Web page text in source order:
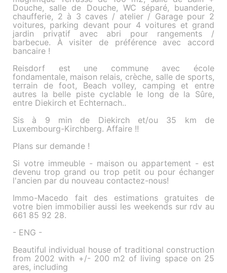
Douche, salle de Douche, WC séparé, buanderie,
chaufferie, 2 à 3 caves / atelier / Garage pour 2
voitures, parking devant pour 4 voitures et grand
jardin privatif avec abri pour rangements /
barbecue. À visiter de préférence avec accord
bancaire !
Reisdorf est une commune avec école
fondamentale, maison relais, crèche, salle de sports,
terrain de foot, Beach volley, camping et entre
autres la belle piste cyclable le long de la Sûre,
entre Diekirch et Echternach..
Sis à 9 min de Diekirch et/ou 35 km de
Luxembourg-Kirchberg. Affaire !!
Plans sur demande !
Si votre immeuble - maison ou appartement - est
devenu trop grand ou trop petit ou pour échanger
l'ancien par du nouveau contactez-nous!
Immo-Macedo fait des estimations gratuites de
votre bien immobilier aussi les weekends sur rdv au
661 85 92 28.
- ENG -
Beautiful individual house of traditional construction
from 2002 with +/- 200 m2 of living space on 25
ares, including